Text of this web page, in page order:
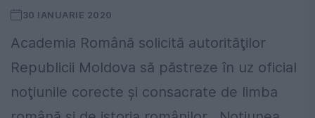
30 IANUARIE 2020
Academia Română solicită autorităţilor
Republicii Moldova să păstreze în uz oficial
noţiunile corecte şi consacrate de limba